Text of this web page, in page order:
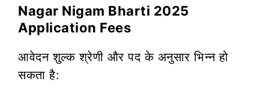
Nagar Nigam Bharti 2025
Application Fees
आवेदन शुल्क श्रेणी और पद के अनुसार भिन्न हो
सकता है: